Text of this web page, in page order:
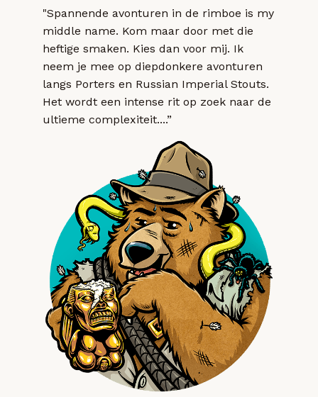
"Spannende avonturen in de rimboe is my
middle name. Kom maar door met die
heftige smaken. Kies dan voor mij. Ik
neem je mee op diepdonkere avonturen
langs Porters en Russian Imperial Stouts.
Het wordt een intense rit op zoek naar de
ultieme complexiteit....”